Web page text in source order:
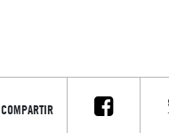
COMPARTIR